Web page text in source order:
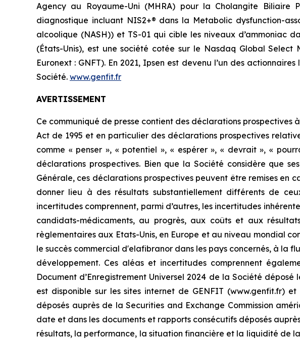
Agency au Royaume-Uni (MHRA) pour la Cholangite Biliaire
diagnostique incluant NIS2+® dans la Metabolic dysfunction-
alcoolique (NASH)) et TS-01 qui cible les niveaux d’ammoniac
(États-Unis), est une société cotée sur le Nasdaq Global
Euronext : GNFT). En 2021, Ipsen est devenu l’un des
Société. www.genfit.fr
AVERTISSEMENT
Ce communiqué de presse contient des déclarations prospectives
Act de 1995 et en particulier des déclarations prospectives
comme « penser », « potentiel », « espérer », « devrait », «
déclarations prospectives. Bien que la Société considère que
Générale, ces déclarations prospectives peuvent être remises en
donner lieu à des résultats substantiellement différents de
incertitudes comprennent, parmi d’autres, les incertitudes
candidats-médicaments, au progrès, aux coûts et aux
règlementaires aux Etats-Unis, en Europe et au niveau mondial
le succès commercial d'elafibranor dans les pays concernés, à la
développement. Ces aléas et incertitudes comprennent
Document d’Enregistrement Universel 2024 de la Société
est disponible sur les sites internet de GENFIT (www.genfit.fr)
déposés auprès de la Securities and Exchange Commission
date et dans les documents et rapports consécutifs déposés
résultats, la performance, la situation financière et la liquidité de